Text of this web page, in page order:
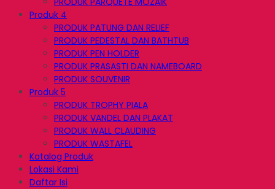
Produk 4
PRODUK PATUNG DAN RELIEF
PRODUK PEDESTAL DAN BATHTUB
PRODUK PEN HOLDER
PRODUK PRASASTI DAN NAMEBOARD
PRODUK SOUVENIR
Produk 5
PRODUK TROPHY PIALA
PRODUK VANDEL DAN PLAKAT
PRODUK WALL CLAUDING
PRODUK WASTAFEL
Katalog Produk
Lokasi Kami
Daftar Isi